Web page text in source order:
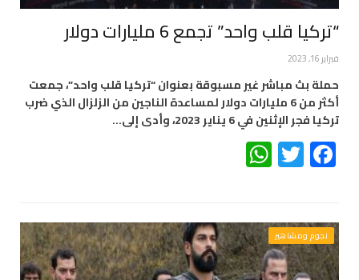
“تركيا قلب واحد” تجمع 6 مليارات دولار
فبراير 16, 2023
حملة بث مباشر غير مسبوقة بعنوان “تركيا قلب واحد”، جمعت
أكثر من 6 مليارات دولار لمساعدة الناجين من الزلزال الذي ضرب
تركيا فجر الإثنين في 6 يناير 2023، وأدى إلى…
Facebook
Twitter
نجوم ومشاهير